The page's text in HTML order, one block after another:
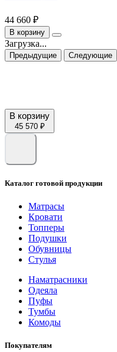
44 660 ₽
В корзину
Загрузка...
Предыдущие Следующие
В корзину
45 570 ₽
Каталог готовой продукции
Матрасы
Кровати
Топперы
Подушки
Обувницы
Стулья
Наматрасники
Одеяла
Пуфы
Тумбы
Комоды
Покупателям